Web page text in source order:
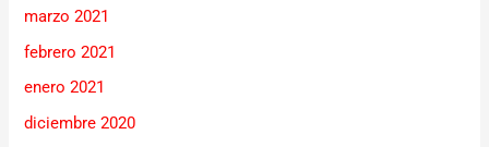
marzo 2021
febrero 2021
enero 2021
diciembre 2020